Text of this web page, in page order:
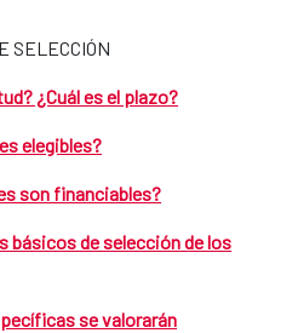
SELECCIÓN
¿Cuál es el plazo?
elegibles?
son financiables?
básicos de selección de los
se valorarán